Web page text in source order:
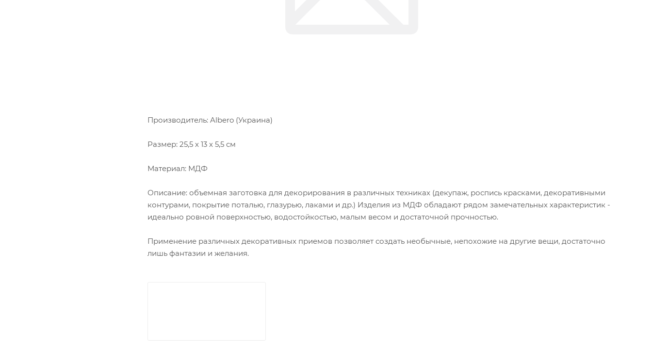
Производитель: Albero (Украина)
Размер: 25,5 х 13 х 5,5 см
Материал: МДФ
Описание: объемная заготовка для декорирования в различных техниках (декупаж, роспись красками, декоративными
контурами, покрытие поталью, глазурью, лаками и др.) Изделия из МДФ обладают рядом замечательных характеристик -
идеально ровной поверхностью, водостойкостью, малым весом и достаточной прочностью.
Применение различных декоративных приемов позволяет создать необычные, непохожие на другие вещи, достаточно
лишь фантазии и желания.